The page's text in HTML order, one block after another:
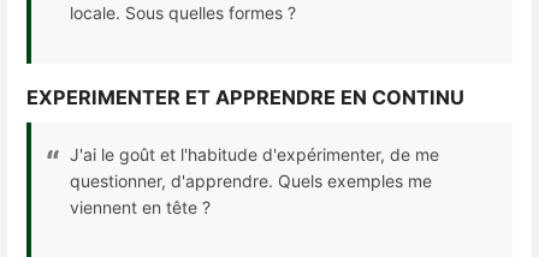
locale. Sous quelles formes ?
EXPERIMENTER ET APPRENDRE EN CONTINU
J'ai le goût et l'habitude d'expérimenter, de me
questionner, d'apprendre. Quels exemples me
viennent en tête ?